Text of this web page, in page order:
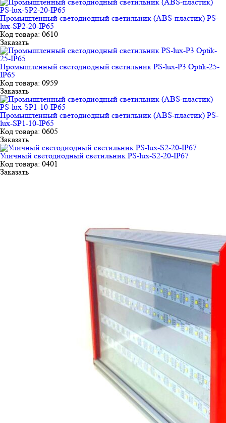
Промышленный светодиодный светильник (ABS-пластик) PS-
lux-SP2-20-IP65
Код товара: 0610
Заказать
Промышленный светодиодный светильник PS-lux-P3 Optik-25-
IP65
Код товара: 0959
Заказать
Промышленный светодиодный светильник (ABS-пластик) PS-
lux-SP1-10-IP65
Код товара: 0605
Заказать
Уличный светодиодный светильник PS-lux-S2-20-IP67
Код товара: 0401
Заказать